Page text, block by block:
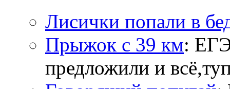
Лисички попали в
Прыжок с 39 км:
предложили и